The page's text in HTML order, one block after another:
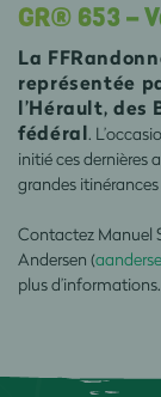
GR® 653 –
La
représentée
l’Hérault, des
fédéral.
initié ces dernières
grandes
Contactez Manuel
Andersen (
plus d’informations.